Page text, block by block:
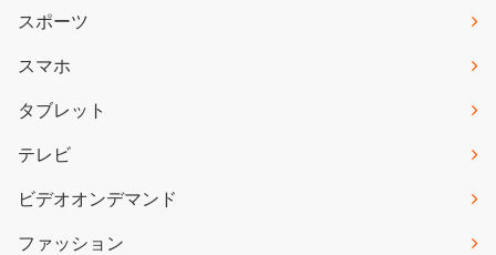
スポーツ
スマホ
タブレット
テレビ
ビデオオンデマンド
ファッション